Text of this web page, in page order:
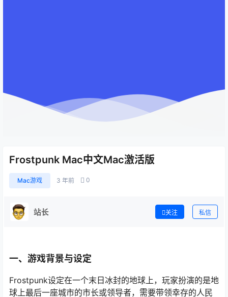
Frostpunk Mac中文Mac激活版
Mac游戏 3 年前 0
站长 关注 私信
一、游戏背景与设定
Frostpunk设定在一个末日冰封的地球上，玩家扮演的是地
球上最后一座城市的市长或领导者，需要带领幸存的人民